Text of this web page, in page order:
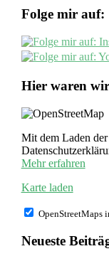
Folge mir auf:
Hier waren
Mit dem Laden
Mehr erfahren
Karte laden
OpenStreetMaps
Neueste